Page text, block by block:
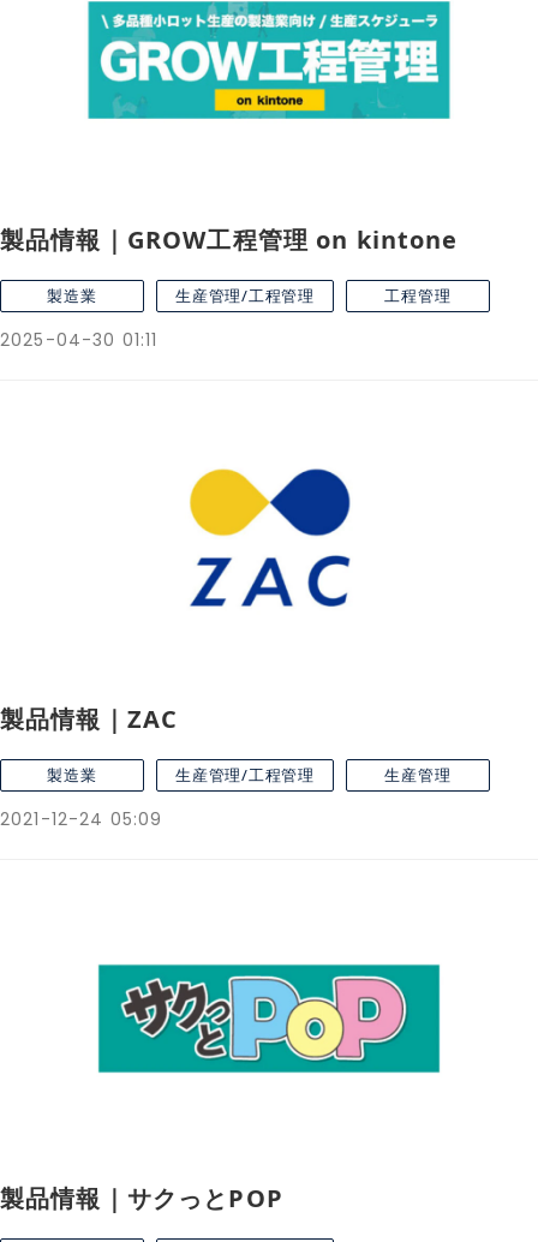
製品情報｜GROW工程管理 on kintone
製造業 生産管理/工程管理 工程管理
2025-04-30 01:11
製品情報｜ZAC
製造業 生産管理/工程管理 生産管理
2021-12-24 05:09
製品情報｜サクっとPOP